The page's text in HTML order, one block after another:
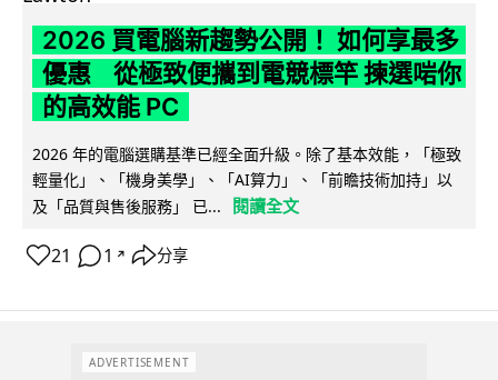
2026 買電腦新趨勢公開！ 如何享最多
優惠 從極致便攜到電競標竿 揀選啱你
的高效能 PC
2026 年的電腦選購基準已經全面升級。除了基本效能，「極致
輕量化」、「機身美學」、「AI算力」、「前瞻技術加持」以
及「品質與售後服務」 已...
閱讀全文
21 1 ↗ 分享
ADVERTISEMENT